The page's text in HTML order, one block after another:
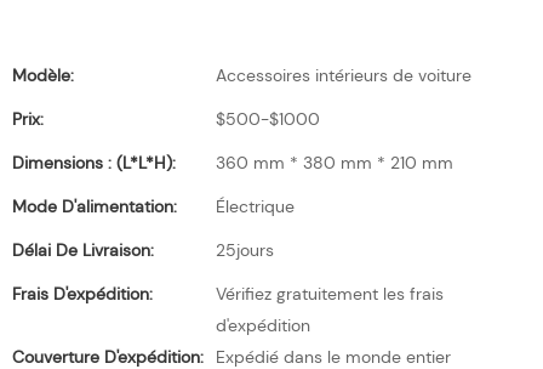
Modèle:
Accessoires intérieurs de voiture
Prix:
$500-$1000
Dimensions : (L*l*H):
360 mm * 380 mm * 210 mm
Mode D'alimentation:
Électrique
Délai De Livraison:
25jours
Frais D'expédition:
Vérifiez gratuitement les frais
d'expédition
Couverture D'expédition:
Expédié dans le monde entier